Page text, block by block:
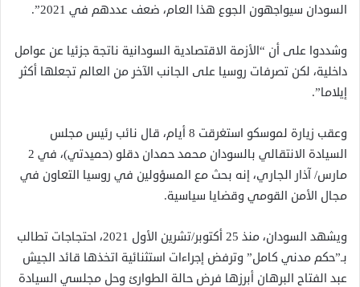
السودان سيواجهون الجوع هذا العام، ضعف عددهم في 2021”.
وشددوا على أن “الأزمة الاقتصادية السودانية ناتجة جزئيا عن عوامل
داخلية، لكن تصرفات روسيا على الجانب الآخر من العالم تجعلها أكثر
إيلاما”.
وعقب زيارة لموسكو استغرقت 8 أيام، قال نائب رئيس مجلس
السيادة الانتقالي بالسودان محمد حمدان دقلو (حميدتي)، في 2
مارس/ آذار الجاري، إنه بحث مع المسؤولين في روسيا التعاون في
مجال الأمن القومي وقضايا سياسية.
ويشهد السودان، منذ 25 أكتوبر/تشرين الأول 2021، احتجاجات تطالب
بـ”حكم مدني كامل” وترفض إجراءات استثنائية اتخذها قائد الجيش
عبد الفتاح البرهان أبرزها فرض حالة الطوارئ وحل مجلسي السيادة